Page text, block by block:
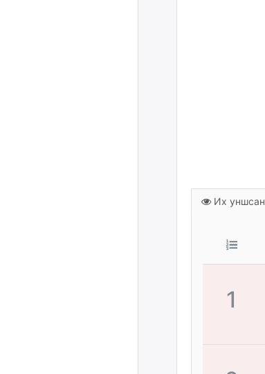
Их уншсан
1